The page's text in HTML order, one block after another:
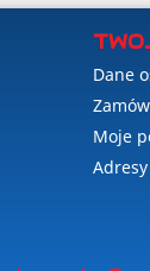
Dane
Moje
Adresy